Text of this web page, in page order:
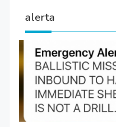
alerta